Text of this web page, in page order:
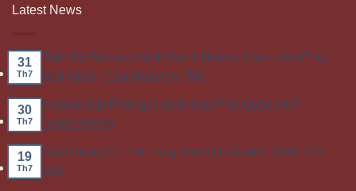
Latest News
31
Th7
Tiến Độ Đường Vành Đai 1 Hoàng Cầu – Voi Phục
Mới Nhất | Cập Nhật Chi Tiết
30
Th7
Hotline Đặt Phòng Khách Sạn Phú Quốc 24/7 –
0386279939
19
Th7
Giá Chung Cư Hạ Long Xanh | Giá bán: 0386 279
939